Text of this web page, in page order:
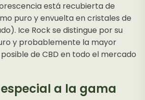
está recubierta de
puro y envuelta en cristales de
Ice Rock se distingue por su
y probablemente la mayor
de CBD en todo el mercado
a la gama